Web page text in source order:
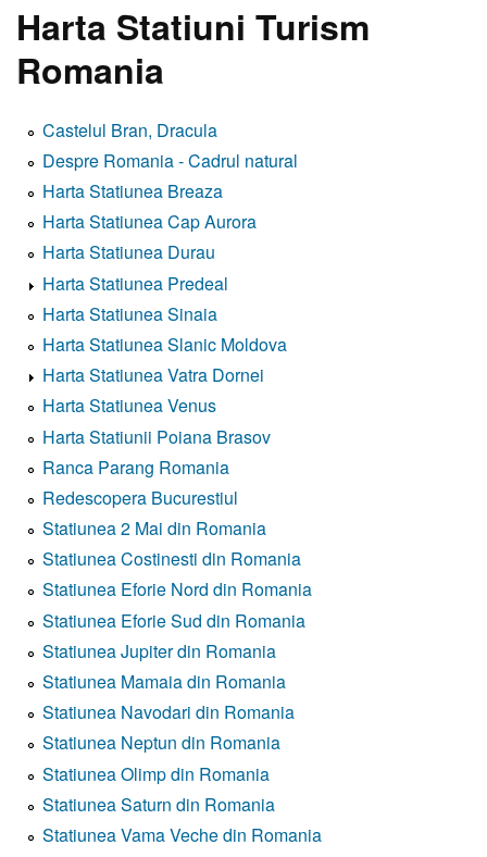
Harta Statiuni Turism
Romania
Castelul Bran, Dracula
Despre Romania - Cadrul natural
Harta Statiunea Breaza
Harta Statiunea Cap Aurora
Harta Statiunea Durau
Harta Statiunea Predeal
Harta Statiunea Sinaia
Harta Statiunea Slanic Moldova
Harta Statiunea Vatra Dornei
Harta Statiunea Venus
Harta Statiunii Poiana Brasov
Ranca Parang Romania
Redescopera Bucurestiul
Statiunea 2 Mai din Romania
Statiunea Costinesti din Romania
Statiunea Eforie Nord din Romania
Statiunea Eforie Sud din Romania
Statiunea Jupiter din Romania
Statiunea Mamaia din Romania
Statiunea Navodari din Romania
Statiunea Neptun din Romania
Statiunea Olimp din Romania
Statiunea Saturn din Romania
Statiunea Vama Veche din Romania